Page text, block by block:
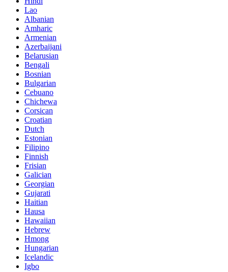
Lao
Albanian
Amharic
Armenian
Azerbaijani
Belarusian
Bengali
Bosnian
Bulgarian
Cebuano
Chichewa
Corsican
Croatian
Dutch
Estonian
Filipino
Finnish
Frisian
Galician
Georgian
Gujarati
Haitian
Hausa
Hawaiian
Hebrew
Hmong
Hungarian
Icelandic
Igbo